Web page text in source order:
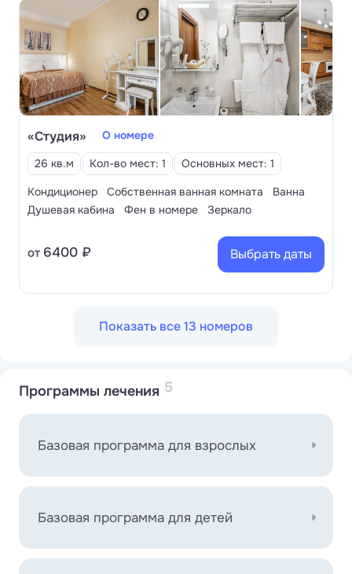
«Студия»
О номере
26 кв.м
Кол-во мест: 1
Основных мест: 1
Кондиционер
Собственная ванная комната
Ванна
Душевая кабина
Фен в номере Зеркало
от 6400 ₽ Выбрать даты
Показать все 13 номеров
Программы лечения 5
Базовая программа для взрослых
Базовая программа для детей